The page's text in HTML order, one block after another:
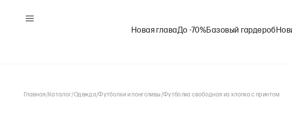
Новая главаДо -70%Базовый гардероб
Главная/Каталог/Одежда/Футболки и лонгсливы /Футболка свободная из хлопка с принтом